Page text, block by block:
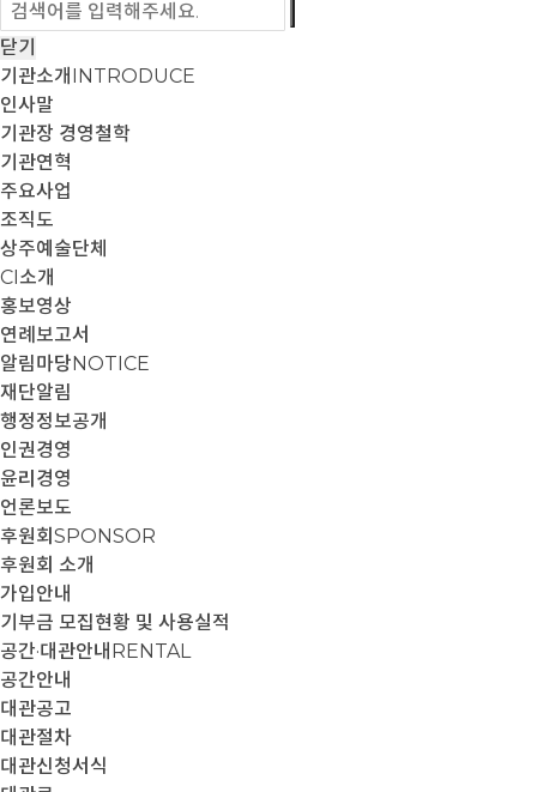
닫기
기관소개 INTRODUCE
인사말
기관장 경영철학
기관연혁
주요사업
조직도
상주예술단체
CI소개
홍보영상
연례보고서
알림마당NOTICE
재단알림
행정정보공개
인권경영
윤리경영
언론보도
후원회 SPONSOR
후원회 소개
가입안내
기부금 모집현황 및 사용실적
공간·대관안내 RENTAL
공간안내
대관공고
대관절차
대관신청서식